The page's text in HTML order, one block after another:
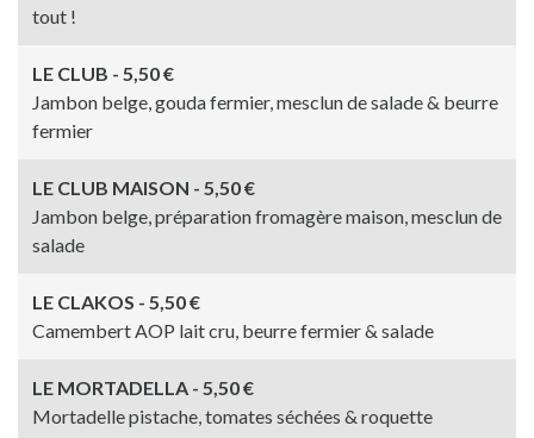
tout !
LE CLUB - 5,50 €
Jambon belge, gouda fermier, mesclun de salade & beurre
fermier
LE CLUB MAISON - 5,50 €
Jambon belge, préparation fromagère maison, mesclun de
salade
LE CLAKOS - 5,50 €
Camembert AOP lait cru, beurre fermier & salade
LE MORTADELLA - 5,50 €
Mortadelle pistache, tomates séchées & roquette